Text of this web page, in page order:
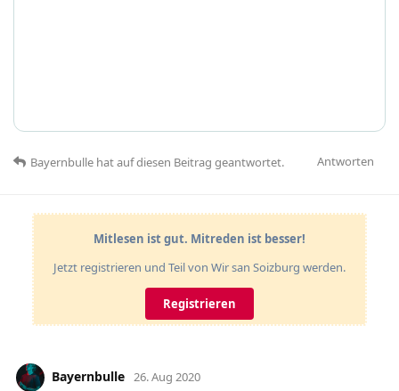
Antworten
Bayernbulle hatauf diesen Beitrag geantwortet.
Mitlesen ist gut. Mitreden ist besser!
Jetzt registrieren und Teil von Wir san Soizburg werden.
Registrieren
Bayernbulle 26. Aug 2020